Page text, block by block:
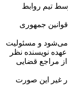
تیم روابط
قوانین جمهوری
می‌شود و مسئولیت
نویسنده نظر
مراجع قضایی
غیر این صورت